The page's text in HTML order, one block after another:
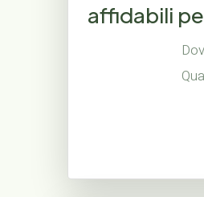
affidabili